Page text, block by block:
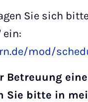
Sie sich
ein:
mod/
Betreuung
Sie bitte in